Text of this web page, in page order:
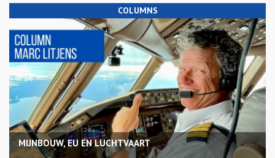
COLUMNS
MIJNBOUW, EU EN LUCHTVAART